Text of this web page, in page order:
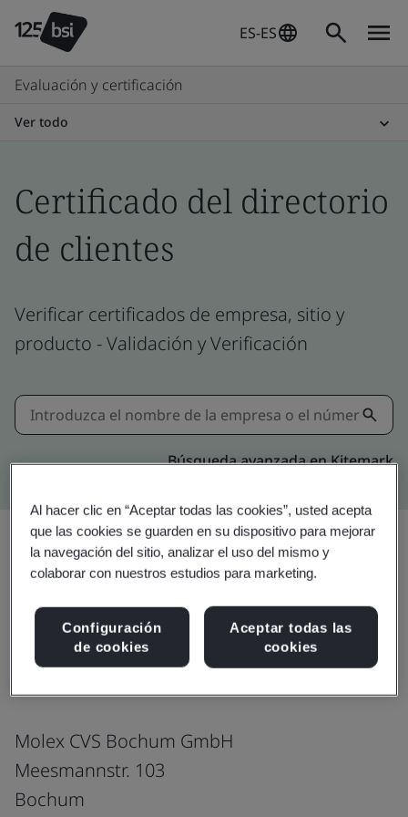
ES-ES
Evaluación y certificación
Ver todo
Certificado del directorio
de clientes
Verificar certificados de empresa, sitio y
producto - Validación y Verificación
Búsqueda avanzada en Kitemark
Compartir: Descargar
ISO 9001:2015
Molex CVS Bochum GmbH
Meesmannstr. 103
Bochum
Al hacer clic en “Aceptar todas las cookies”, usted acepta
que las cookies se guarden en su dispositivo para mejorar
la navegación del sitio, analizar el uso del mismo y
colaborar con nuestros estudios para marketing.
Configuración
de cookies
Aceptar todas las
cookies